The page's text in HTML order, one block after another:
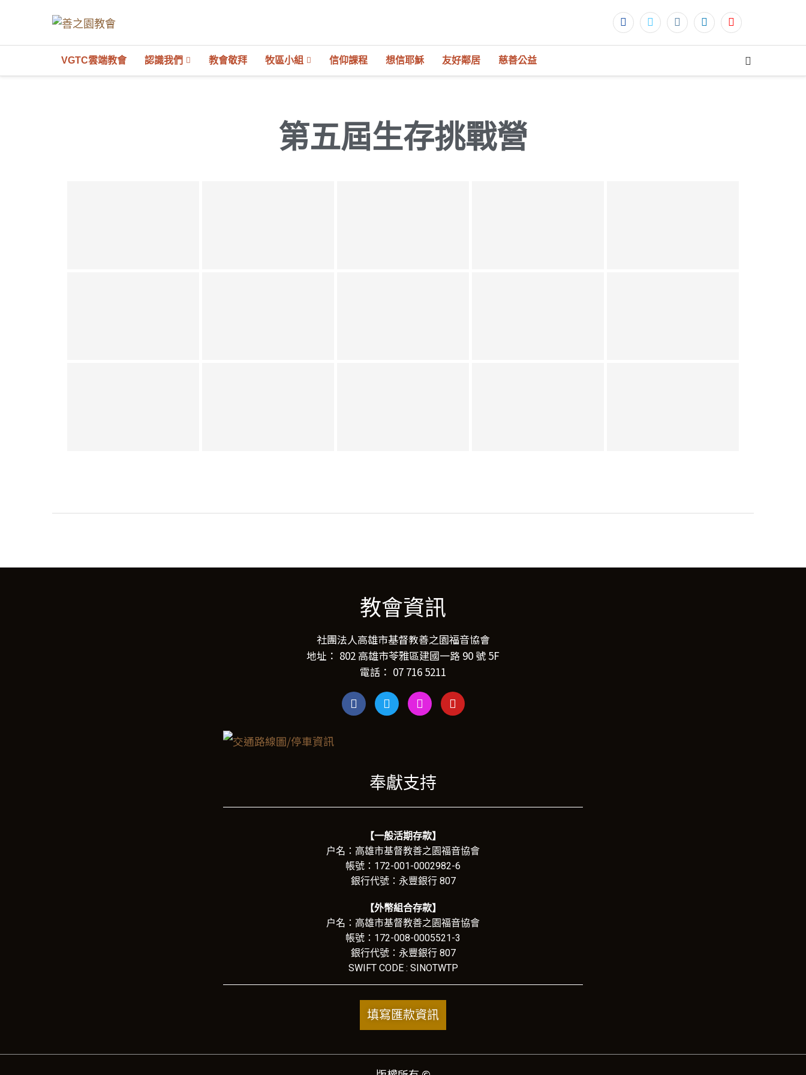
VGTC雲端教會 認識我們 教會敬拜 牧區小組 信仰課程 想信耶穌 友好鄰居 慈善公益
第五屆生存挑戰營
教會資訊
社團法人高雄市基督教善之園福音協會
地址： 802 高雄市苓雅區建國一路 90 號 5F
電話： 07 716 5211
奉獻支持
【一般活期存款】
户名：高雄市基督教善之園福音協會
帳號：172-001-0002982-6
銀行代號：永豐銀行 807
【外幣組合存款】
户名：高雄市基督教善之園福音協會
帳號：172-008-0005521-3
銀行代號：永豐銀行 807
SWIFT CODE : SINOTWTP
填寫匯款資訊